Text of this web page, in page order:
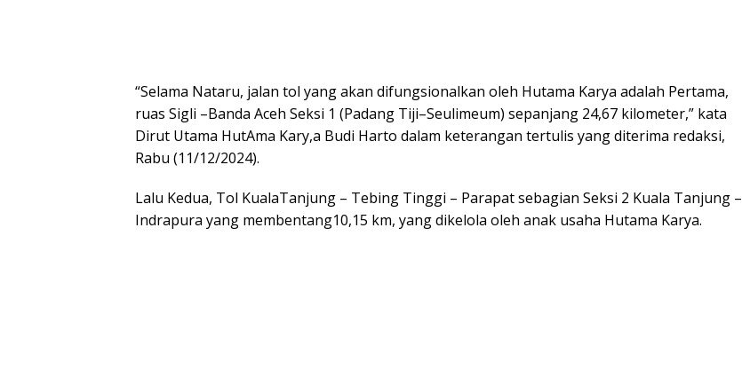
“Selama Nataru, jalan tol yang akan difungsionalkan oleh Hutama Karya adalah Pertama,
ruas Sigli –Banda Aceh Seksi 1 (Padang Tiji–Seulimeum) sepanjang 24,67 kilometer,” kata
Dirut Utama HutAma Kary,a Budi Harto dalam keterangan tertulis yang diterima redaksi,
Rabu (11/12/2024).
Lalu Kedua, Tol KualaTanjung – Tebing Tinggi – Parapat sebagian Seksi 2 Kuala Tanjung –
Indrapura yang membentang10,15 km, yang dikelola oleh anak usaha Hutama Karya.